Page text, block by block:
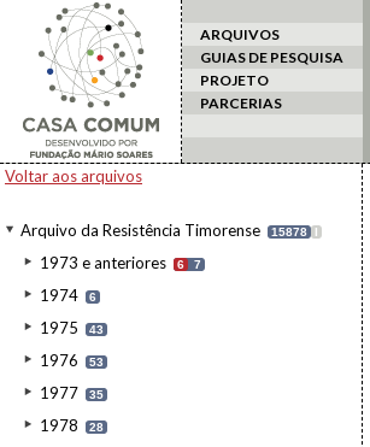
ARQUIVOS
GUIAS DE PESQUISA
PROJETO
PARCERIAS
Voltar aos arquivos
Arquivo da Resistência Timorense 15878 I
1973 e anteriores 6 7
1974 6
1975 43
1976 53
1977 35
1978 28